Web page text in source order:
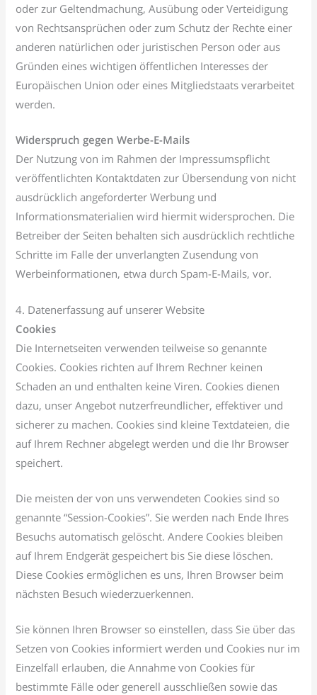
oder zur Geltendmachung, Ausübung oder Verteidigung
von Rechtsansprüchen oder zum Schutz der Rechte einer
anderen natürlichen oder juristischen Person oder aus
Gründen eines wichtigen öffentlichen Interesses der
Europäischen Union oder eines Mitgliedstaats verarbeitet
werden.
Widerspruch gegen Werbe-E-Mails
Der Nutzung von im Rahmen der Impressumspflicht
veröffentlichten Kontaktdaten zur Übersendung von nicht
ausdrücklich angeforderter Werbung und
Informationsmaterialien wird hiermit widersprochen. Die
Betreiber der Seiten behalten sich ausdrücklich rechtliche
Schritte im Falle der unverlangten Zusendung von
Werbeinformationen, etwa durch Spam-E-Mails, vor.
4. Datenerfassung auf unserer Website
Cookies
Die Internetseiten verwenden teilweise so genannte
Cookies. Cookies richten auf Ihrem Rechner keinen
Schaden an und enthalten keine Viren. Cookies dienen
dazu, unser Angebot nutzerfreundlicher, effektiver und
sicherer zu machen. Cookies sind kleine Textdateien, die
auf Ihrem Rechner abgelegt werden und die Ihr Browser
speichert.
Die meisten der von uns verwendeten Cookies sind so
genannte “Session-Cookies”. Sie werden nach Ende Ihres
Besuchs automatisch gelöscht. Andere Cookies bleiben
auf Ihrem Endgerät gespeichert bis Sie diese löschen.
Diese Cookies ermöglichen es uns, Ihren Browser beim
nächsten Besuch wiederzuerkennen.
Sie können Ihren Browser so einstellen, dass Sie über das
Setzen von Cookies informiert werden und Cookies nur im
Einzelfall erlauben, die Annahme von Cookies für
bestimmte Fälle oder generell ausschließen sowie das